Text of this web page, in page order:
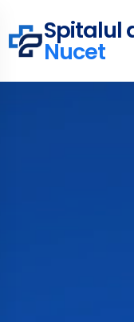
Spitalul
Nucet